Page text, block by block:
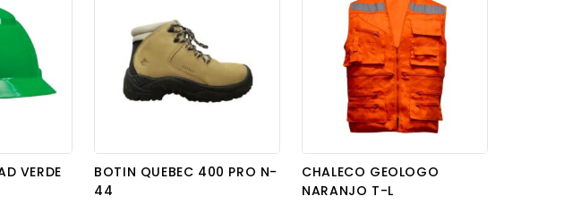
VERDE
BOTIN QUEBEC 400 PRO N-
44
CHALECO GEOLOGO
NARANJO T-L